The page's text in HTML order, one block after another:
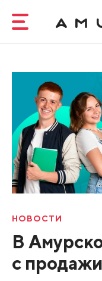
НОВОСТИ
В
с